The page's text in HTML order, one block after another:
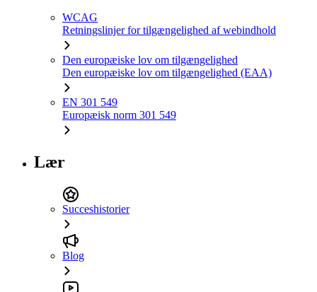
WCAG
Retningslinjer for tilgængelighed af webindhold
Den europæiske lov om tilgængelighed
Den europæiske lov om tilgængelighed (EAA)
EN 301 549
Europæisk norm 301 549
Lær
Succeshistorier
Blog